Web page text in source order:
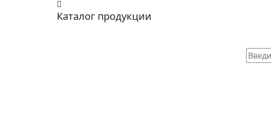
Каталог продукции